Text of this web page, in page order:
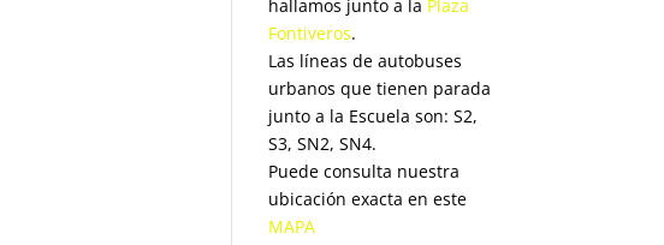
hallamos junto a la Plaza
Fontiveros.
Las líneas de autobuses
urbanos que tienen parada
junto a la Escuela son: S2,
S3, SN2, SN4.
Puede consulta nuestra
ubicación exacta en este
MAPA